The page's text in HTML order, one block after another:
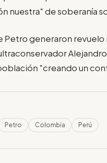
nuestra" de soberanía
Petro generaron
"creando un
Petro Colombia Perú